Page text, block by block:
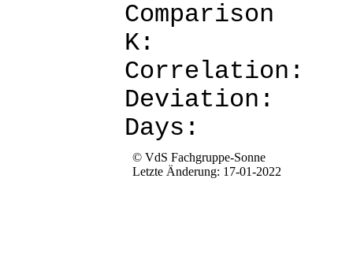
K:
© VdS Fachgruppe-Sonne
Letzte Änderung: 17-01-2022